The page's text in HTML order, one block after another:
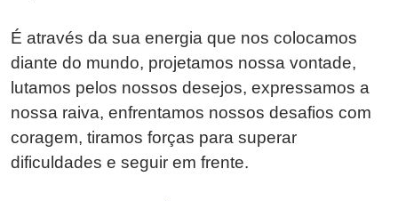
É através da sua energia que nos colocamos
diante do mundo, projetamos nossa vontade,
lutamos pelos nossos desejos, expressamos a
nossa raiva, enfrentamos nossos desafios com
coragem, tiramos forças para superar
dificuldades e seguir em frente.